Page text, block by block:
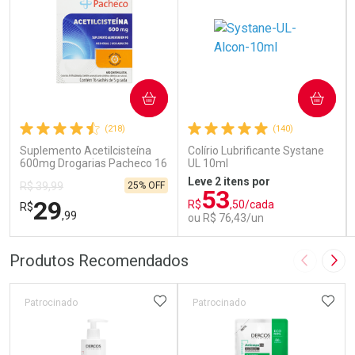
(218)
Suplemento Acetilcisteína
600mg Drogarias Pacheco 16
R$ 39,99
R$29,99
25% OFF
COMPRAR
FECHAR
FECHAR
Por Menos
(140)
Colírio Lubrificante Systane
UL 10ml
Leve 2 itens por
R$53,50/cada
ou R$ 76,43/un
COMPRAR
Por Menos
Produtos Recomendados Imagem
Patrocinado ADICIONAR AOS FAVORITOS
Patrocinado